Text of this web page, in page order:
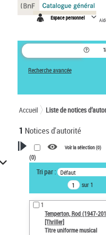
Espace personnel
Recherche avancée
Accueil Liste de notices
1 Notices d'autorité
VOTRE RECHERCHE
Recherche avancée dans
notices d’autorité
Œuvres liées à l'auteur :
Temperton, Rod (1947-
Auteur d’œuvre
Voir la sélection (0)
(0)
Tri par : Défaut
sur 1
1
Temperton, Rod (1947-
[Thriller]
Titre uniforme musical
Panneau de gestion des cookies